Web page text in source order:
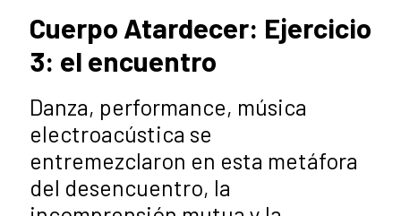
Cuerpo Atardecer: Ejercicio
3: el encuentro
Danza, performance, música
electroacústica se
entremezclaron en esta metáfora
del desencuentro, la